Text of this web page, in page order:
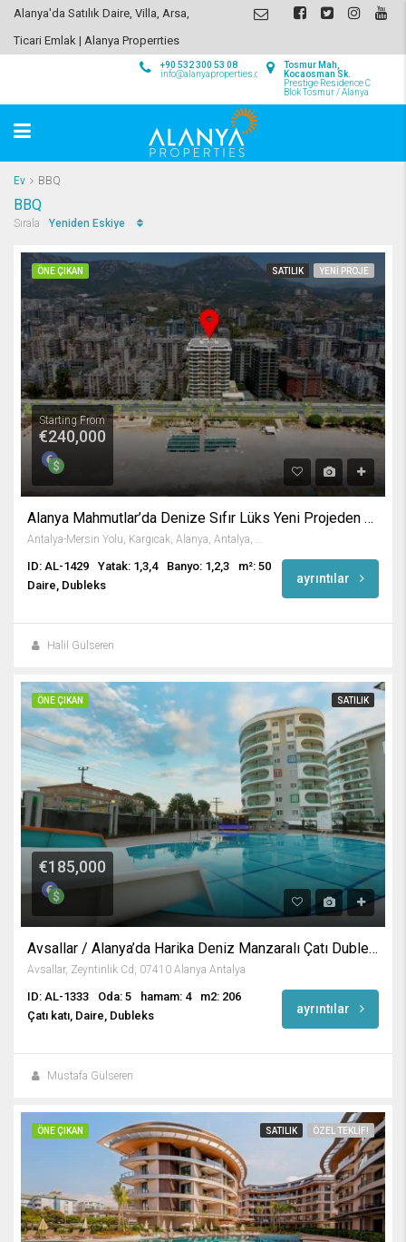
Alanya'da Satılık Daire, Villa, Arsa,
Ticari Emlak | Alanya Properrties
Tosmur Mah,
Kocaosman Sk.
Prestige Residence C
Blok Tosmur / Alanya
+90 532 300 53 08
info@alanyaproperties.com
Ev BBQ
BBQ
Sırala Yeniden Eskiye
ÖNE ÇIKAN SATILIK YENI PROJE
Starting From
€240,000
Alanya Mahmutlar’da Denize Sıfır Lüks Yeni Projeden Daireler
Antalya-Mersin Yolu, Kargıcak, Alanya, Antalya, Akdeniz Bölgesi, 07455, Türkiye
ID: AL-1429 Yatak: 1,3,4 Banyo: 1,2,3
m²: 50
Daire, Dubleks
ayrıntılar
Halil Gülseren
ÖNE ÇIKAN SATILIK
€185,000
Avsallar / Alanya’da Harika Deniz Manzaralı Çatı Dubleksi
Avsallar, Zeyntinlik Cd, 07410 Alanya Antalya
ID: AL-1333 Oda: 5 hamam: 4
m2: 206
Çatı katı, Daire, Dubleks
ayrıntılar
Mustafa Gülseren
ÖNE ÇIKAN SATILIK ÖZEL TEKLIF!